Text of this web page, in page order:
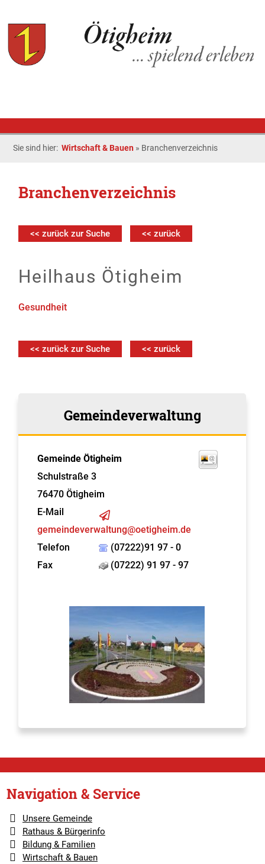
Sie sind hier:Wirtschaft & Bauen » Branchenverzeichnis
Branchenverzeichnis
<< zurück zur Suche << zurück
Heilhaus Ötigheim
Gesundheit
<< zurück zur Suche << zurück
Gemeindeverwaltung
Gemeinde Ötigheim
Schulstraße 3
76470 Ötigheim
E-Mail
gemeindeverwaltung@oetigheim.de
Telefon
(07222)91 97 - 0
Fax
(07222) 91 97 - 97
Navigation & Service
Unsere Gemeinde
Rathaus & Bürgerinfo
Bildung & Familien
Wirtschaft & Bauen